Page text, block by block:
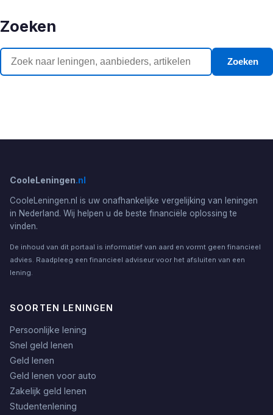
Zoeken
Zoeken
CooleLeningen.nl
CooleLeningen.nl is uw onafhankelijke vergelijking van leningen
in Nederland. Wij helpen u de beste financiële oplossing te
vinden.
De inhoud van dit portaal is informatief van aard en vormt geen financieel
advies. Raadpleeg een financieel adviseur voor het afsluiten van een
lening.
SOORTEN LENINGEN
Persoonlijke lening
Snel geld lenen
Geld lenen
Geld lenen voor auto
Zakelijk geld lenen
Studentenlening